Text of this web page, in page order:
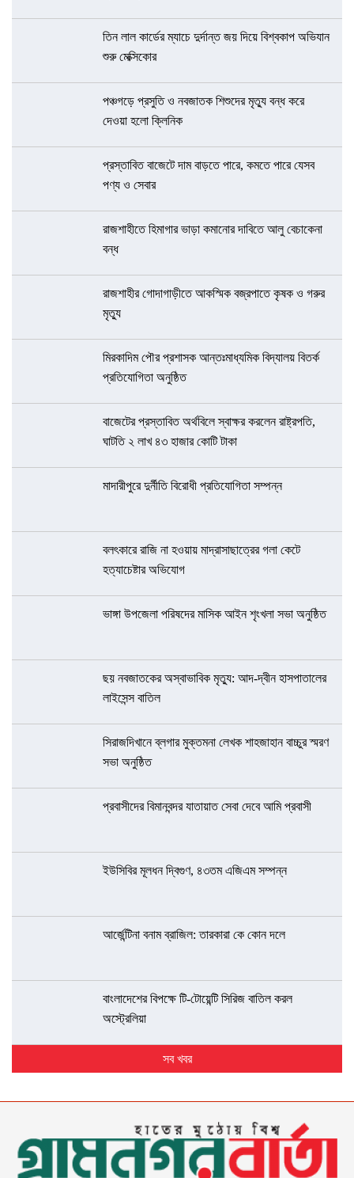
তিন লাল কার্ডের ম্যাচে দুর্দান্ত জয় দিয়ে বিশ্বকাপ অভিযান
শুরু মেক্সিকোর
পঞ্চগড়ে প্রসুতি ও নবজাতক শিশুদের মৃত্যু বন্ধ করে
দেওয়া হলো ক্লিনিক
প্রস্তাবিত বাজেটে দাম বাড়তে পারে, কমতে পারে যেসব
পণ্য ও সেবার
রাজশাহীতে হিমাগার ভাড়া কমানোর দাবিতে আলু বেচাকেনা
বন্ধ
রাজশাহীর গোদাগাড়ীতে আকস্মিক বজ্রপাতে কৃষক ও গরুর
মৃত্যু
মিরকাদিম পৌর প্রশাসক আন্তঃমাধ্যমিক বিদ্যালয় বিতর্ক
প্রতিযোগিতা অনুষ্ঠিত
বাজেটের প্রস্তাবিত অর্থবিলে স্বাক্ষর করলেন রাষ্ট্রপতি,
ঘাটতি ২ লাখ ৪৩ হাজার কোটি টাকা
মাদারীপুরে দুর্নীতি বিরোধী প্রতিযোগিতা সম্পন্ন
বলৎকারে রাজি না হওয়ায় মাদ্রাসাছাত্রের গলা কেটে
হত্যাচেষ্টার অভিযোগ
ভাঙ্গা উপজেলা পরিষদের মাসিক আইন শৃংখলা সভা অনুষ্ঠিত
ছয় নবজাতকের অস্বাভাবিক মৃত্যু: আদ-দ্বীন হাসপাতালের
লাইসেন্স বাতিল
সিরাজদিখানে ব্লগার মুক্তমনা লেখক শাহজাহান বাচ্চুর স্মরণ
সভা অনুষ্ঠিত
প্রবাসীদের বিমানবন্দর যাতায়াত সেবা দেবে আমি প্রবাসী
ইউসিবির মূলধন দ্বিগুণ, ৪৩তম এজিএম সম্পন্ন
আর্জেন্টিনা বনাম ব্রাজিল: তারকারা কে কোন দলে
বাংলাদেশের বিপক্ষে টি-টোয়েন্টি সিরিজ বাতিল করল
অস্ট্রেলিয়া
সব খবর